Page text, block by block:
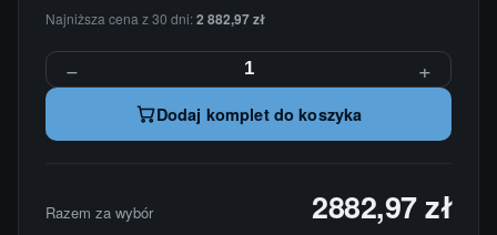
Najniższa cena z 30 dni:2 882,97 zł
− +
Dodaj komplet do koszyka
Razem za wybór 2882,97 zł